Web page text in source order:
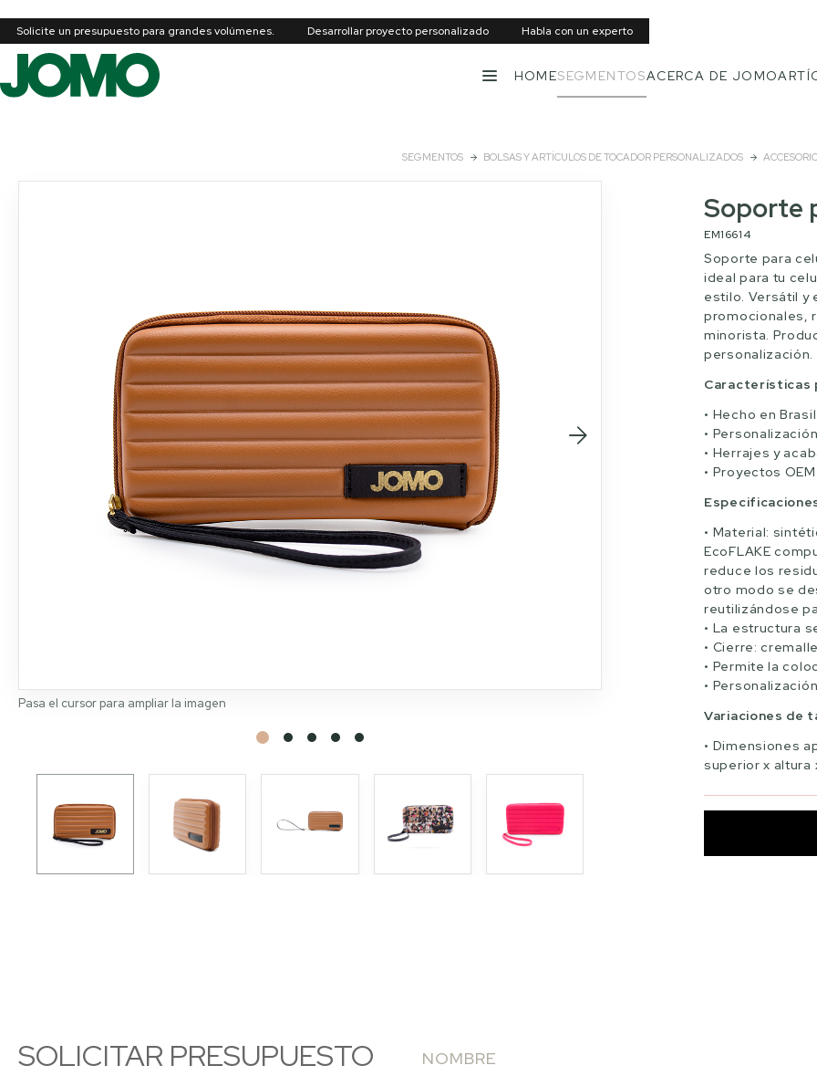
Solicite un presupuesto para grandes volúmenes. Desarrollar proyecto personalizado Habla con un experto
MENÚHOMESEGMENTOSACERCA DE JOMO
SEGMENTOS BOLSAS Y ARTÍCULOS DE TOCADOR PERSONALIZADOS
Pasa el cursor para ampliar la imagen
Soporte
EM16614
Soporte para
ideal para tu
estilo. Versátil y
promocionales,
minorista.
personalización.
Características
Hecho en Brasil
Herrajes y
Proyectos
Material:
EcoFLAKE
reduce los
otro modo se
reutilizándose
La estructura
Cierre:
Permite la
Variaciones de
Dimensiones
superior x altura
SOLICITAR PRESUPUESTO NOMBRE